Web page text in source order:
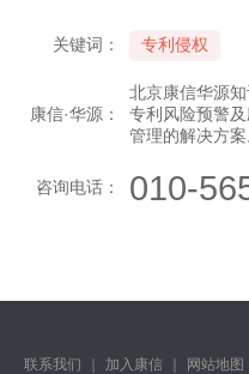
关键词： 专利侵权
康信·华源：
北京康信华源
专利风险预警
管理的解决方案
咨询电话： 010-
联系我们 加入康信 网站地图